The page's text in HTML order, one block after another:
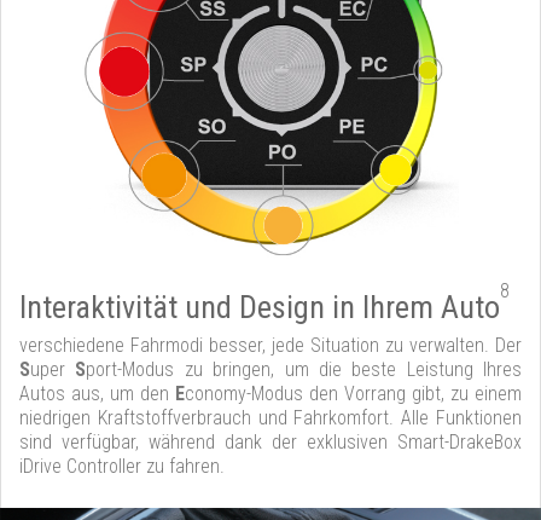
Interaktivität und Design in Ihrem Auto8
verschiedene Fahrmodi besser, jede Situation zu verwalten. Der
Super Sport-Modus zu bringen, um die beste Leistung Ihres
Autos aus, um den Economy-Modus den Vorrang gibt, zu einem
niedrigen Kraftstoffverbrauch und Fahrkomfort. Alle Funktionen
sind verfügbar, während dank der exklusiven Smart-DrakeBox
iDrive Controller zu fahren.